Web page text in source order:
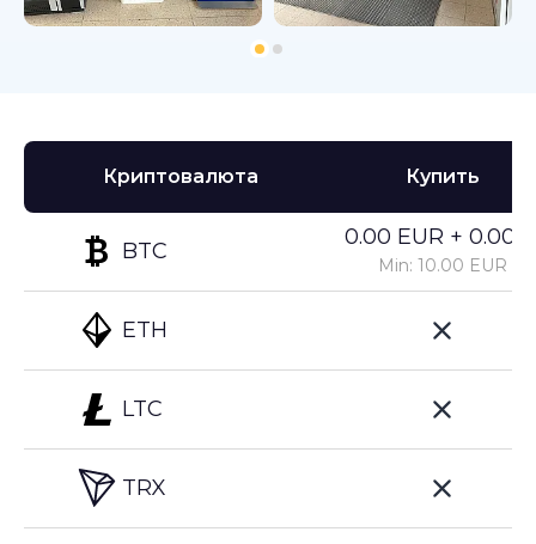
Криптовалюта
BTC
ETH
LTC
TRX
Купить
0.00 EUR +
Min: 10.00 EUR